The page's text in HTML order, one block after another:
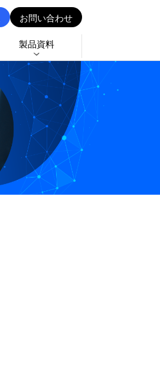
お問い合わせ
製品資料